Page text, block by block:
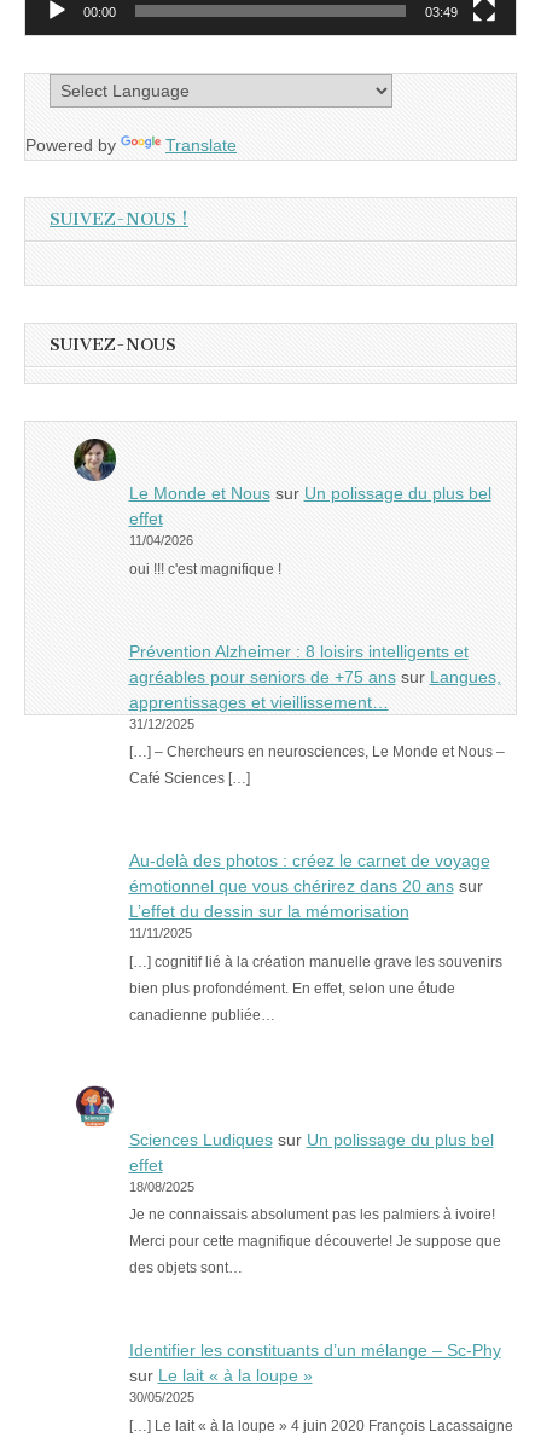
00:00 03:49
Powered by Translate
SUIVEZ-NOUS !
SUIVEZ-NOUS
Le Monde et Noussur Un polissage du plus bel
effet
11/04/2026
oui !!! c'est magnifique !
Prévention Alzheimer : 8 loisirs intelligents et
agréables pour seniors de +75 anssur Langues,
apprentissages et vieillissement…
31/12/2025
[…] – Chercheurs en neurosciences, Le Monde et Nous –
Café Sciences […]
Au-delà des photos : créez le carnet de voyage
émotionnel que vous chérirez dans 20 anssur
L’effet du dessin sur la mémorisation
11/11/2025
[…] cognitif lié à la création manuelle grave les souvenirs
bien plus profondément. En effet, selon une étude
canadienne publiée…
Sciences Ludiquessur Un polissage du plus bel
effet
18/08/2025
Je ne connaissais absolument pas les palmiers à ivoire!
Merci pour cette magnifique découverte! Je suppose que
des objets sont…
Identifier les constituants d’un mélange – Sc-Phy
sur Le lait « à la loupe »
30/05/2025
[…] Le lait « à la loupe » 4 juin 2020 François Lacassaigne